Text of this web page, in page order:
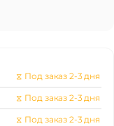
⧖ Под заказ 2-3 дня
⧖ Под заказ 2-3 дня
⧖ Под заказ 2-3 дня